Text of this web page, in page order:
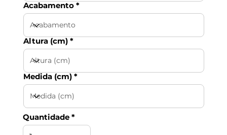
Acabamento
Altura (cm)
Medida (cm)
Quantidade